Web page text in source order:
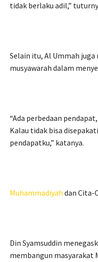
tidak berlaku adil,”
Selain itu, Al Ummah
musyawarah dalam
“Ada perbedaan
Kalau tidak bisa
pendapatku,” katanya.
Muhammadiyah dan Cita-
Din Syamsuddin
membangun masyarakat